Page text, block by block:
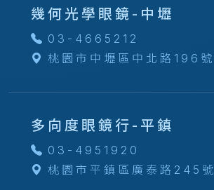
幾何光學眼鏡-中壢
03-4665212
桃園市中壢區中北路196號
多向度眼鏡行-平鎮
03-4951920
桃園市平鎮區廣泰路245